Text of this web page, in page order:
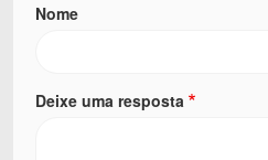
Nome
Deixe uma resposta